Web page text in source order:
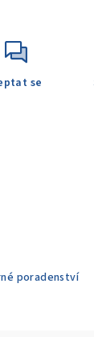
se
poradenství